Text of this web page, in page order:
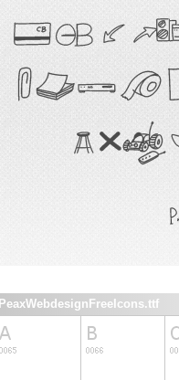
PeaxWebdesignFreeIcons.ttf